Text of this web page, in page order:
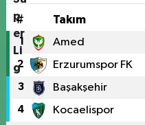
# Takım
1 Amed
2 Erzurumspor FK
3 Başakşehir
4 Kocaelispor